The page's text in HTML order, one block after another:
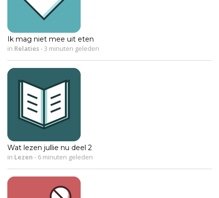
Ik mag niet mee uit eten
in Relaties- 3 minuten geleden
Wat lezen jullie nu deel 2
in Lezen - 6 minuten geleden